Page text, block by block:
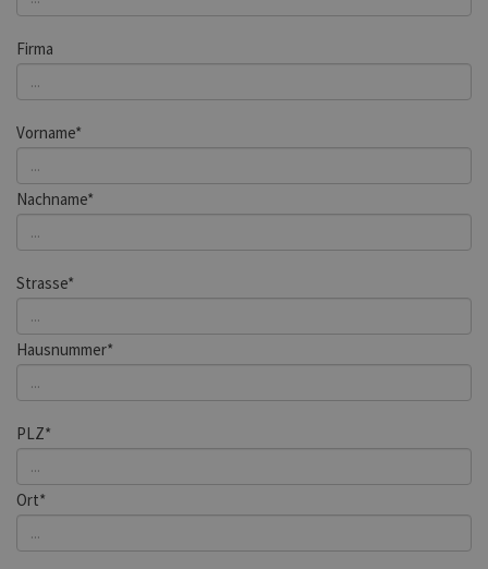
Firma
Vorname*
Nachname*
Strasse*
Hausnummer*
PLZ*
Ort*